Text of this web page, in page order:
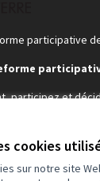
cookies
sur notre site
participative
participez et
des